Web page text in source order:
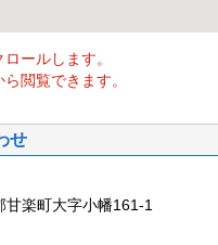
ールします。
ら閲覧できます。
せ
甘楽町大字小幡161-1